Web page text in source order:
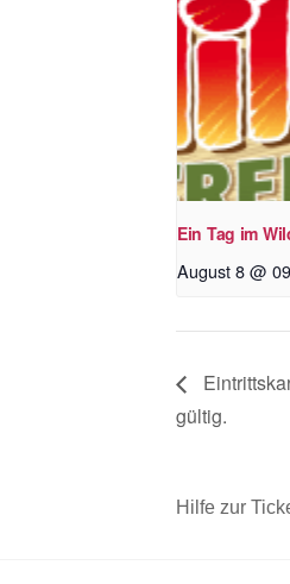
Ein Tag im
August 8 @
gültig.
Hilfe zur